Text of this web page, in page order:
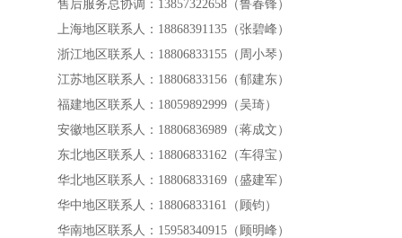
售后服务总协调：13857322658（鲁春锋）
上海地区联系人：18868391135（张碧峰）
浙江地区联系人：18806833155（周小琴）
江苏地区联系人：18806833156（郁建东）
福建地区联系人：18059892999（吴琦）
安徽地区联系人：18806836989（蒋成文）
东北地区联系人：18806833162（车得宝）
华北地区联系人：18806833169（盛建军）
华中地区联系人：18806833161（顾钧）
华南地区联系人：15958340915（顾明峰）